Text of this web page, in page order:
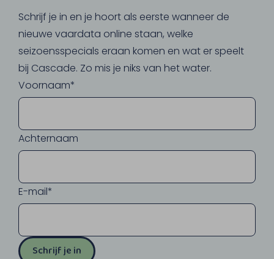
Schrijf je in en je hoort als eerste wanneer de
nieuwe vaardata online staan, welke
seizoensspecials eraan komen en wat er speelt
bij Cascade. Zo mis je niks van het water.
Voornaam*
Achternaam
E-mail*
Schrijf je in